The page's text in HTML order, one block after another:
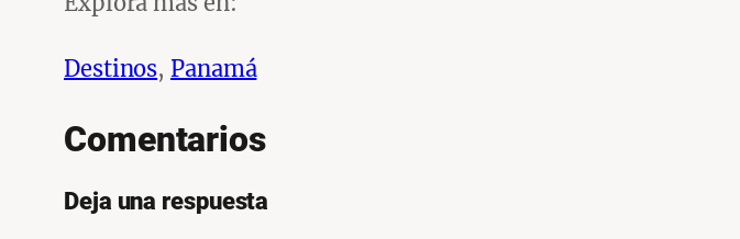
Destinos, Panamá
Comentarios
Deja una respuesta